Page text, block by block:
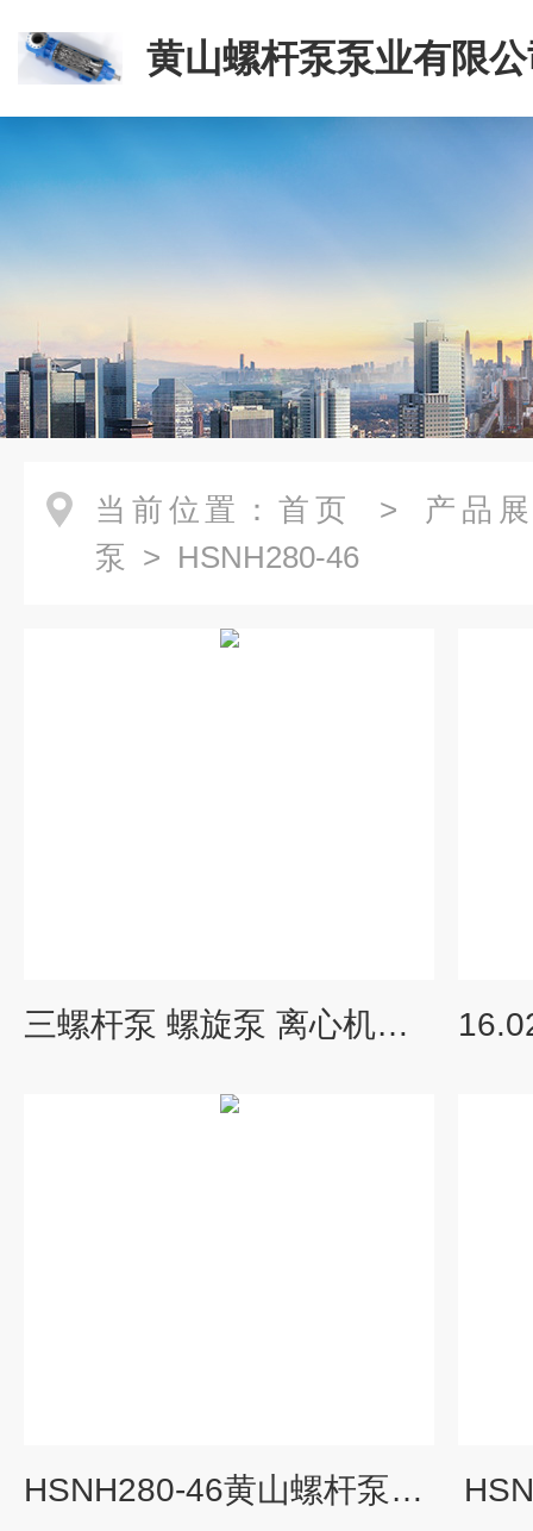
黄山螺杆泵泵业有限
当前位置： 首页 > 产品
泵 > HSNH280-46
三螺杆泵 螺旋泵 离心机油泵 SNEA280R46
HSNH280-46黄山螺杆泵轧机润滑油泵